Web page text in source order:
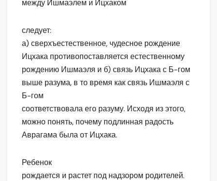
между Ишмаэлем и Ицхаком
следует:
а) сверхъестественное, чудесное рождение
Ицхака противопоставляется естественному
рождению Ишмаэля и б) связь Ицхака с Б-гом
выше разума, в то время как связь Ишмаэля с
Б-гом
соответствовала его разуму. Исходя из этого,
можно понять, почему подлинная радость
Аврагама была от Ицхака.
Ребенок
рождается и растет под надзором родителей.